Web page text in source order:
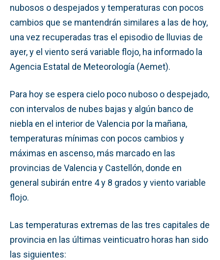
nubosos o despejados y temperaturas con pocos
cambios que se mantendrán similares a las de hoy,
una vez recuperadas tras el episodio de lluvias de
ayer, y el viento será variable flojo, ha informado la
Agencia Estatal de Meteorología (Aemet).
Para hoy se espera cielo poco nuboso o despejado,
con intervalos de nubes bajas y algún banco de
niebla en el interior de Valencia por la mañana,
temperaturas mínimas con pocos cambios y
máximas en ascenso, más marcado en las
provincias de Valencia y Castellón, donde en
general subirán entre 4 y 8 grados y viento variable
flojo.
Las temperaturas extremas de las tres capitales de
provincia en las últimas veinticuatro horas han sido
las siguientes: